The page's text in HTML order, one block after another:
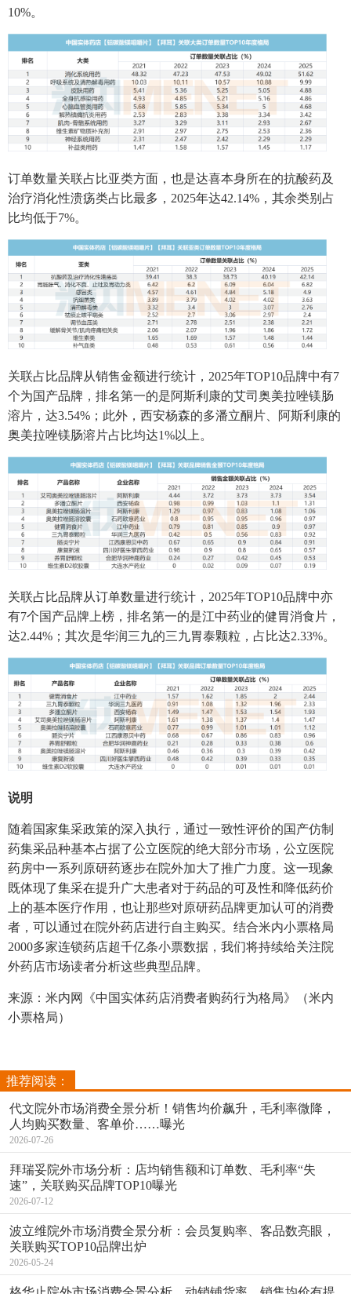
10%。
订单数量关联占比亚类方面，也是达喜本身所在的抗酸药及
治疗消化性溃疡类占比最多，2025年达42.14%，其余类别占
比均低于7%。
关联占比品牌从销售金额进行统计，2025年TOP10品牌中有7
个为国产品牌，排名第一的是阿斯利康的艾司奥美拉唑镁肠
溶片，达3.54%；此外，西安杨森的多潘立酮片、阿斯利康的
奥美拉唑镁肠溶片占比均达1%以上。
关联占比品牌从订单数量进行统计，2025年TOP10品牌中亦
有7个国产品牌上榜，排名第一的是江中药业的健胃消食片，
达2.44%；其次是华润三九的三九胃泰颗粒，占比达2.33%。
说明
随着国家集采政策的深入执行，通过一致性评价的国产仿制
药集采品种基本占据了公立医院的绝大部分市场，公立医院
药房中一系列原研药逐步在院外加大了推广力度。这一现象
既体现了集采在提升广大患者对于药品的可及性和降低药价
上的基本医疗作用，也让那些对原研药品牌更加认可的消费
者，可以通过在院外药店进行自主购买。结合米内小票格局
2000多家连锁药店超千亿条小票数据，我们将持续给关注院
外药店市场读者分析这些典型品牌。
来源：米内网《中国实体药店消费者购药行为格局》（米内
小票格局）
推荐阅读：
代文院外市场消费全景分析！销售均价飙升，毛利率微降，
人均购买数量、客单价……曝光
2026-07-26
拜瑞妥院外市场分析：店均销售额和订单数、毛利率“失
速”，关联购买品牌TOP10曝光
2026-07-12
波立维院外市场消费全景分析：会员复购率、客品数亮眼，
关联购买TOP10品牌出炉
2026-05-24